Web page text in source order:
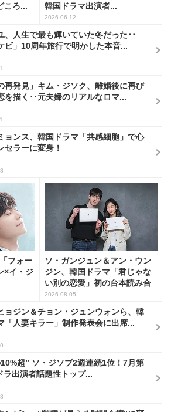
ころ...
韓国ドラマ出演者...
2026.06.12
、人生で最も輝いていた冬だった･･
ビ」10周年旅行で明かした本音...
再発見」キム・ジソク、離婚後に再び
を描く･･元夫婦のリアルなロマ...
ョンス、韓国ドラマ「共感細胞」で心
セラーに変身！
フォー
×イ・ジ
ソ・ガンジュン＆アン・ウン
ジン、韓国ドラマ「君じゃな
い別の恋愛」初の台本読み合
わ...
2026.08.05
ョジン＆チョン・ジュンウォンら、韓
「人妻キラー」制作発表会に出席...
超” ソ・ジソブ2週連続1位！7月第
ラ出演者話題性トップ...